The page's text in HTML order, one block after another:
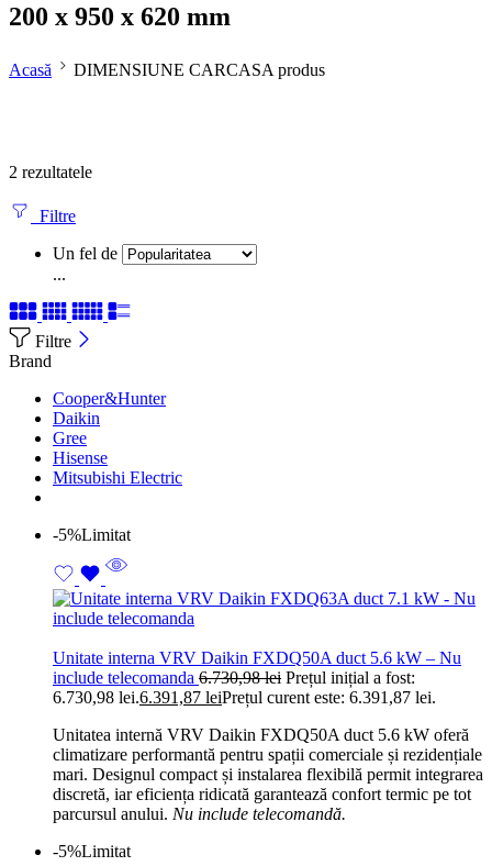
200 x 950 x 620 mm
Acasă DIMENSIUNE CARCASA produs
2 rezultatele
Filtre
Un fel de
...
Filtre
Brand
Cooper&Hunter
Daikin
Gree
Hisense
Mitsubishi Electric
-5%Limitat
Unitate interna VRV Daikin FXDQ50A duct 5.6 kW – Nu
include telecomanda 6.730,98lei Prețul inițial a fost:
6.730,98 lei.6.391,87 leiPrețul curent este: 6.391,87 lei.
Unitatea internă VRV Daikin FXDQ50A duct 5.6 kW oferă
climatizare performantă pentru spații comerciale și rezidențiale
mari. Designul compact și instalarea flexibilă permit integrarea
discretă, iar eficiența ridicată garantează confort termic pe tot
parcursul anului. Nu include telecomandă.
-5%Limitat